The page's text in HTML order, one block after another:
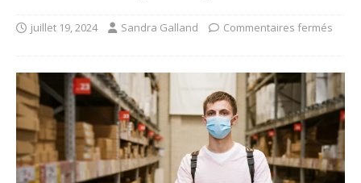
juillet 19, 2024 Sandra Galland Commentaires fermés